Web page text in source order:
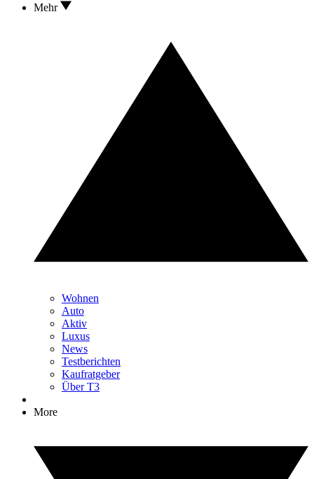
Mehr
Wohnen
Auto
Aktiv
Luxus
News
Testberichten
Kaufratgeber
Über T3
More